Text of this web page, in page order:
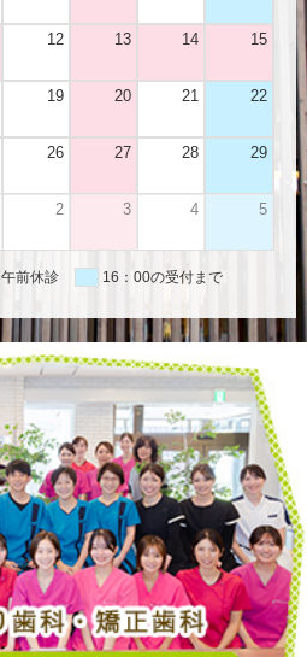
12 13 14 15
19 20 21 22
26 27 28 29
2 3 4 5
午前休診 16：00の受付まで